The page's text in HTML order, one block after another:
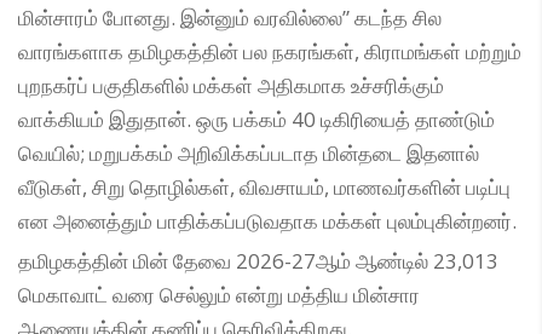
மின்சாரம் போனது. இன்னும் வரவில்லை” கடந்த சில
வாரங்களாக தமிழகத்தின் பல நகரங்கள், கிராமங்கள் மற்றும்
புறநகர்ப் பகுதிகளில் மக்கள் அதிகமாக உச்சரிக்கும்
வாக்கியம் இதுதான். ஒரு பக்கம் 40 டிகிரியைத் தாண்டும்
வெயில்; மறுபக்கம் அறிவிக்கப்படாத மின்தடை இதனால்
வீடுகள், சிறு தொழில்கள், விவசாயம், மாணவர்களின் படிப்பு
என அனைத்தும் பாதிக்கப்படுவதாக மக்கள் புலம்புகின்றனர்.
தமிழகத்தின் மின் தேவை 2026-27ஆம் ஆண்டில் 23,013
மெகாவாட் வரை செல்லும் என்று மத்திய மின்சார